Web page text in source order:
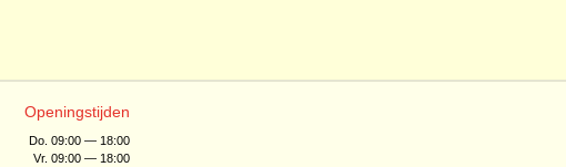
Openingstijden
Do. 09:00 — 18:00
Vr. 09:00 — 18:00